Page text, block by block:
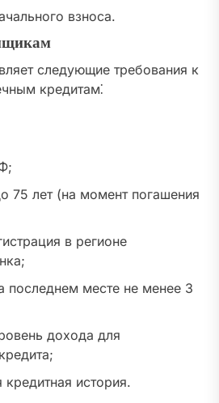
взноса.
следующие требования к
кредитам⁚
75 лет (на момент погашения
в регионе
последнем месте не менее 3
дохода для
история.